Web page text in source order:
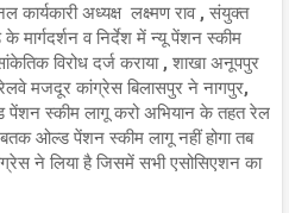
कार्यकारी अध्यक्ष लक्ष्मण राव , संयुक्त
मार्गदर्शन व निर्देश में न्यू पेंशन स्कीम
विरोध दर्ज कराया , शाखा अनूपपुर
रेलवे मजदूर कांग्रेस बिलासपुर ने नागपुर,
पेंशन स्कीम लागू करो अभियान के तहत रेल
ओल्ड पेंशन स्कीम लागू नहीं होगा तब
ने लिया है जिसमें सभी एसोसिएशन का